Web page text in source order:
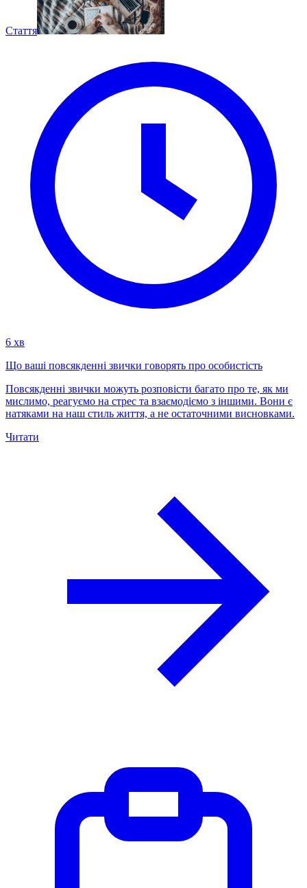
Стаття
6 хв
Що ваші повсякденні звички говорять про особистість
Повсякденні звички можуть розповісти багато про те, як ми
мислимо, реагуємо на стрес та взаємодіємо з іншими. Вони є
натяками на наш стиль життя, а не остаточними висновками.
Читати